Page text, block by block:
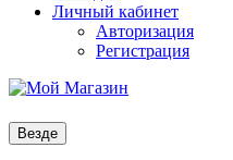
Личный кабинет
Авторизация
Регистрация
Везде